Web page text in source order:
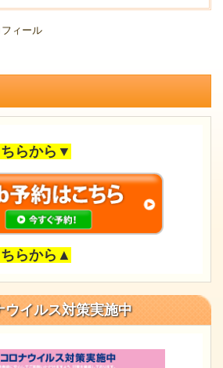
ィール
らから▼
らから▲
ウイルス対策実施中